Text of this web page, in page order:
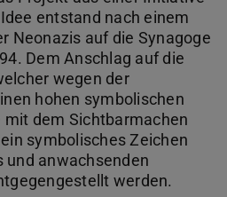
entstand nach einem
Neonazis auf die Synagoge
Dem Anschlag auf die
wegen der
hohen symbolischen
dem Sichtbarmachen
symbolisches Zeichen
anwachsenden
werden.